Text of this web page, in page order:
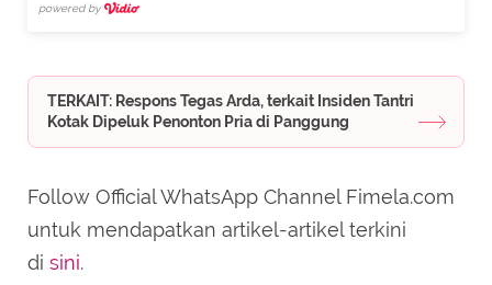
powered by
TERKAIT: Respons Tegas Arda, terkait Insiden Tantri
Kotak Dipeluk Penonton Pria di Panggung
Follow Official WhatsApp Channel Fimela.com
untuk mendapatkan artikel-artikel terkini
di sini.